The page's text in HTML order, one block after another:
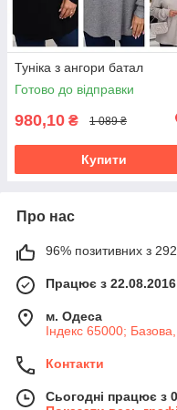
Туніка з ангори батал
Готово до відправки
980,10 ₴ 1 089 ₴
Купити
Про нас
96% позитивних з 292
Працює з 22.08.2016
м. Одеса
Індекс 65000;
Контакти
Сьогодні працює з